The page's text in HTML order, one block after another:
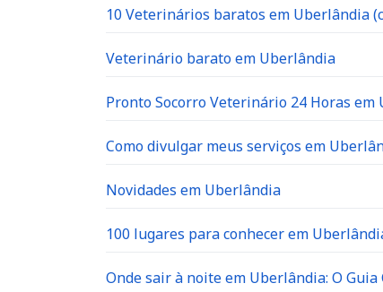
10 Veterinários baratos em Uberlândia
Veterinário barato em Uberlândia
Pronto Socorro Veterinário 24 Horas em
Como divulgar meus serviços em
Novidades em Uberlândia
100 lugares para conhecer em
Onde sair à noite em Uberlândia: O Guia